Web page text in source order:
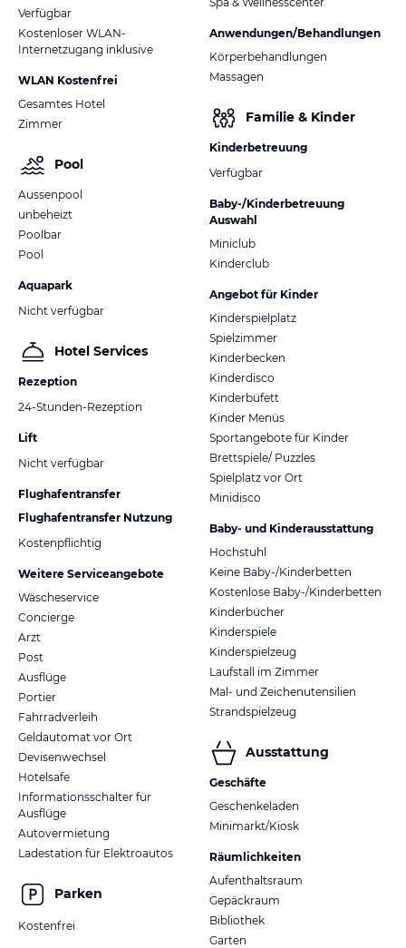
Wäscherei - Waschmaschinen, 24 Stunden Arzt auf Abruf,
Babysitter, Taxiservice
Hotel-Supermarkt „Happy Markets“
Betriebszeiten: 08:00-00:00
Souvenirladen, Lebensmittel, Getränke, Tabak, Strandartikel, alle
notwendigen Babyartikel wie Lebensmittel, Windeln,
Reinigungsartikel
Konferenzraum
200qm, max. Kapazität 100 Personen (Theaterstil), audiovisuelle
Grundausstattung
Hinweis:
Hoteliers-/Veranstalter-/Kataloginformationen. Alle Angaben
ohne Gewähr und ohne Prüfung durch HolidayCheck. Bitte
lies vor der Buchung die verbindlichen Angebotsdetails
jeweiligen Veranstalters.
Verfügbar
Kostenloser WLAN-
Internetzugang inklusive
WLAN Kostenfrei
Gesamtes Hotel
Zimmer
Pool
Aussenpool
unbeheizt
Poolbar
Pool
Aquapark
Nicht verfügbar
Hotel Services
Rezeption
24-Stunden-Rezeption
Lift
Nicht verfügbar
Flughafentransfer
Flughafentransfer Nutzung
Kostenpflichtig
Weitere Serviceangebote
Wäscheservice
Concierge
Arzt
Post
Ausflüge
Portier
Fahrradverleih
Geldautomat vor Ort
Devisenwechsel
Hotelsafe
Informationsschalter für
Ausflüge
Autovermietung
Ladestation für Elektroautos
Parken
Kostenfrei
Anwendungen/Behandlungen
Körperbehandlungen
Massagen
Familie & Kinder
Kinderbetreuung
Verfügbar
Baby-/Kinderbetreuung
Auswahl
Miniclub
Kinderclub
Angebot für Kinder
Kinderspielplatz
Spielzimmer
Kinderbecken
Kinderdisco
Kinderbüfett
Kinder Menüs
Sportangebote für Kinder
Brettspiele/ Puzzles
Spielplatz vor Ort
Minidisco
Baby- und Kinderausstattung
Hochstuhl
Keine Baby-/Kinderbetten
Kostenlose Baby-/Kinderbetten
Kinderbücher
Kinderspiele
Kinderspielzeug
Laufstall im Zimmer
Mal- und Zeichenutensilien
Strandspielzeug
Ausstattung
Geschäfte
Geschenkeladen
Minimarkt/Kiosk
Räumlichkeiten
Aufenthaltsraum
Gepäckraum
Bibliothek
Garten